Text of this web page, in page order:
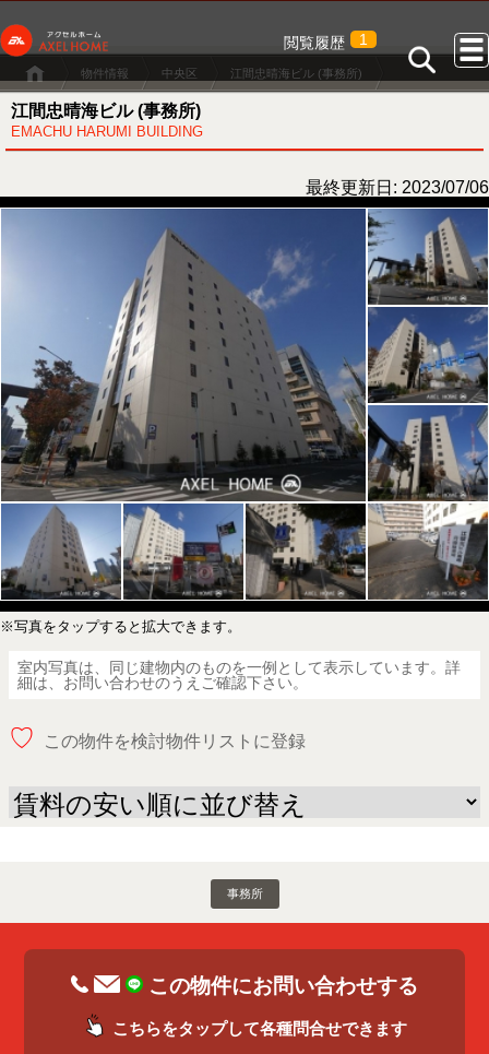
閲覧履歴 1
物件情報 中央区 江間忠晴海ビル (事務所)
江間忠晴海ビル (事務所)
EMACHU HARUMI BUILDING
最終更新日: 2023/07/06
※写真をタップすると拡大できます。
室内写真は、同じ建物内のものを一例として表示しています。詳
細は、お問い合わせのうえご確認下さい。
♡ この物件を検討物件リストに登録
事務所
この物件にお問い合わせする
こちらをタップして各種問合せできます